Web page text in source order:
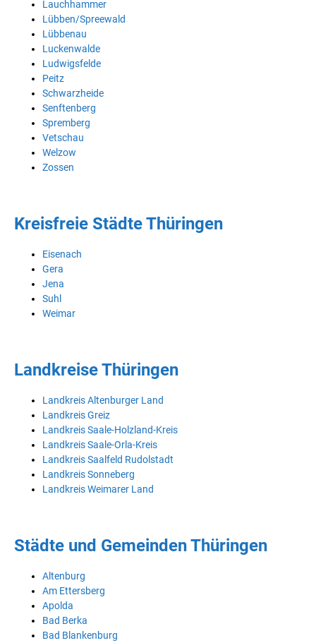
Lauchhammer
Lübben/Spreewald
Lübbenau
Luckenwalde
Ludwigsfelde
Peitz
Schwarzheide
Senftenberg
Spremberg
Vetschau
Welzow
Zossen
Kreisfreie Städte Thüringen
Eisenach
Gera
Jena
Suhl
Weimar
Landkreise Thüringen
Landkreis Altenburger Land
Landkreis Greiz
Landkreis Saale-Holzland-Kreis
Landkreis Saale-Orla-Kreis
Landkreis Saalfeld Rudolstadt
Landkreis Sonneberg
Landkreis Weimarer Land
Städte und Gemeinden Thüringen
Altenburg
Am Ettersberg
Apolda
Bad Berka
Bad Blankenburg